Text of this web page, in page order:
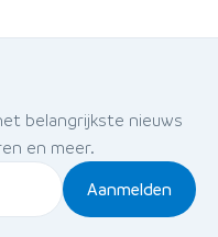
belangrijkste nieuws
en meer.
Aanmelden